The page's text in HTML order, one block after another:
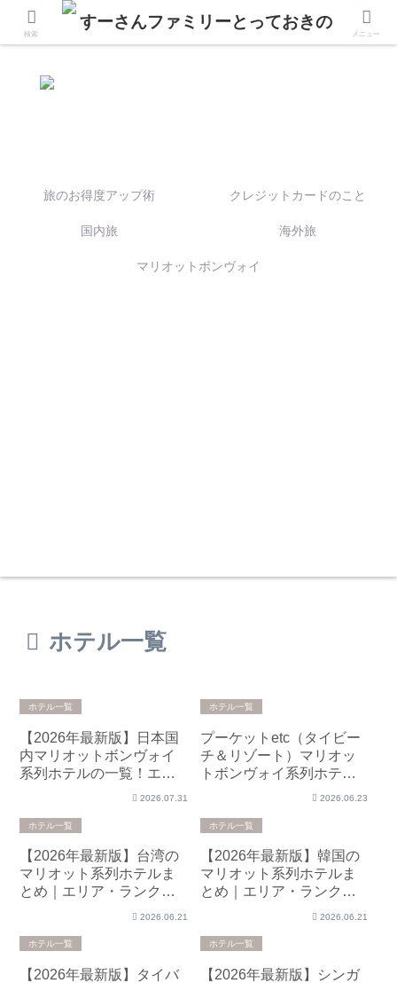
旅のお得度アップ術 クレジットカードのこと
国内旅 海外旅
マリオットボンヴォイ
ホテル一覧
ホテル一覧
【2026年最新版】日本国
内マリオットボンヴォイ
系列ホテルの一覧！エリ
2026.07.31
ホテル一覧
プーケットetc（タイビー
チ＆リゾート）マリオッ
トボンヴォイ系列ホテル
2026.06.23
ホテル一覧
【2026年最新版】台湾の
マリオット系列ホテルま
とめ｜エリア・ランク・
2026.06.21
ホテル一覧
【2026年最新版】韓国の
マリオット系列ホテルま
とめ｜エリア・ランク・
2026.06.21
ホテル一覧
【2026年最新版】タイバ
ホテル一覧
【2026年最新版】シンガ
検索 メニュー